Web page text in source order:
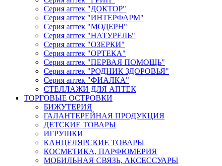
Серия аптек "ДОКТОР"
Серия аптек "ИНТЕРФАРМ"
Серия аптек "МОДЕРН"
Серия аптек "НАТУРЕЛЬ"
Серия аптек "ОЗЕРКИ"
Серия аптек "ОРТЕКА"
Серия аптек "ПЕРВАЯ ПОМОЩЬ"
Серия аптек "РОДНИК ЗДОРОВЬЯ"
Серия аптек "ФИАЛКА"
СТЕЛЛАЖИ ДЛЯ АПТЕК
ТОРГОВЫЕ ОСТРОВКИ
БИЖУТЕРИЯ
ГАЛАНТЕРЕЙНАЯ ПРОДУКЦИЯ
ДЕТСКИЕ ТОВАРЫ
ИГРУШКИ
КАНЦЕЛЯРСКИЕ ТОВАРЫ
КОСМЕТИКА, ПАРФЮМЕРИЯ
МОБИЛЬНАЯ СВЯЗЬ, АКСЕССУАРЫ